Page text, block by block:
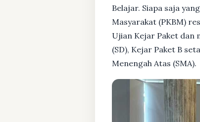
Belajar. Siapa saja
Masyarakat (PKBM)
Ujian Kejar Paket dan
(SD), Kejar Paket B
Menengah Atas (SMA).